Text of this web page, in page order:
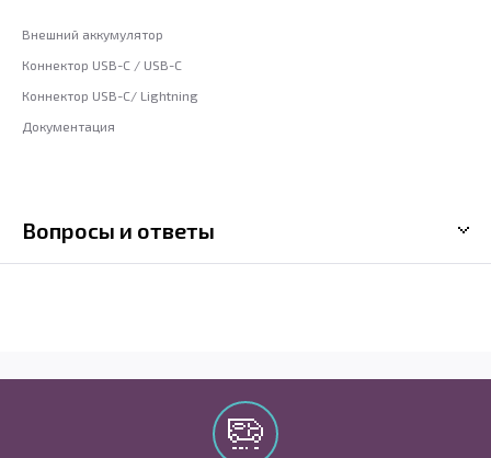
Внешний аккумулятор
Коннектор USB-C / USB-C
Коннектор USB-C/ Lightning
Документация
Вопросы и ответы